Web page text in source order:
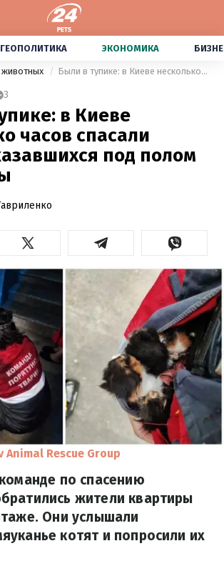
ГЕОПОЛИТИКА ЭКОНОМИКА
Были в тупике: в Киеве несколько часов спасали котят, оказавшихся под полом квартиры
3
в Киеве
часов спасали
под полом
Animal Rescue Group
по спасению
жители квартиры
Они услышали
котят и попросили их